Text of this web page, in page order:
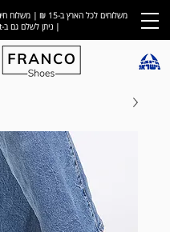
| ניתן לשלם גם ב-bit